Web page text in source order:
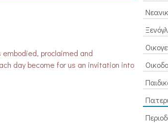
proclaimed and
day become for us an invitation into